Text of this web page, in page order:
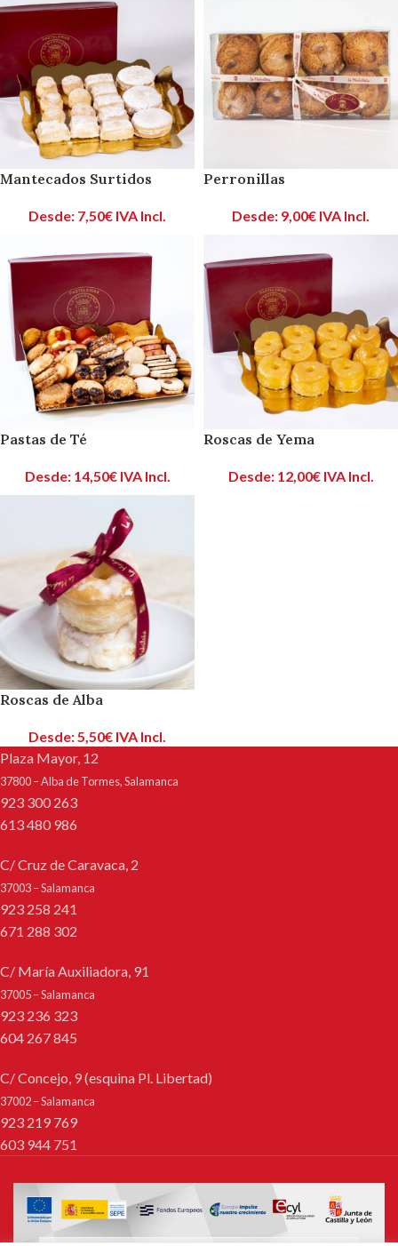
Mantecados Surtidos
Desde: 7,50€ IVA Incl.
Perronillas
Desde: 9,00€ IVA Incl.
Pastas de Té
Desde: 14,50€IVA Incl.
Roscas de Yema
Desde: 12,00€IVA Incl.
Roscas de Alba
Desde:5,50€ IVA Incl.
Plaza Mayor, 12
37800 – Alba de Tormes, Salamanca
923 300 263
613 480 986
C/ Cruz de Caravaca, 2
37003 – Salamanca
923 258 241
671 288 302
C/ María Auxiliadora, 91
37005 – Salamanca
923 236 323
604 267 845
C/ Concejo, 9 (esquina Pl. Libertad)
37002 – Salamanca
923 219 769
603 944 751